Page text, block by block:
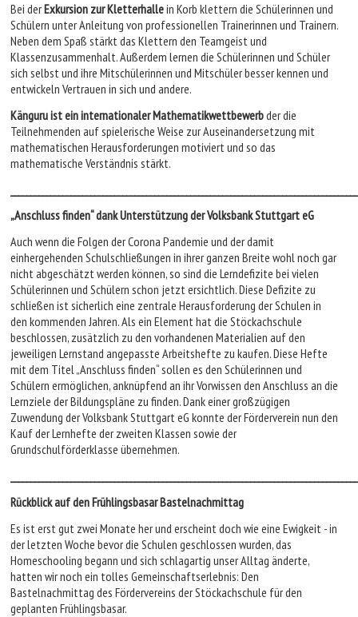
Bei derExkursion zur Kletterhallein Korb klettern die Schülerinnen und
Schülern unter Anleitung von professionellen Trainerinnen und Trainern.
Neben dem Spaß stärkt das Klettern den Teamgeist und
Klassenzusammenhalt. Außerdem lernen die Schülerinnen und Schüler
sich selbst und ihre Mitschülerinnen und Mitschüler besser kennen und
entwickeln Vertrauen in sich und andere.
Känguru ist ein internationaler Mathematikwettbewerbder die
Teilnehmenden auf spielerische Weise zur Auseinandersetzung mit
mathematischen Herausforderungen motiviert und so das
mathematische Verständnis stärkt.
„Anschluss finden“ dank Unterstützung der Volksbank Stuttgart eG
Auch wenn die Folgen der Corona Pandemie und der damit
einhergehenden Schulschließungen in ihrer ganzen Breite wohl noch gar
nicht abgeschätzt werden können, so sind die Lerndefizite bei vielen
Schülerinnen und Schülern schon jetzt ersichtlich. Diese Defizite zu
schließen ist sicherlich eine zentrale Herausforderung der Schulen in
den kommenden Jahren. Als ein Element hat die Stöckachschule
beschlossen, zusätzlich zu den vorhandenen Materialien auf den
jeweiligen Lernstand angepasste Arbeitshefte zu kaufen. Diese Hefte
mit dem Titel „Anschluss finden“ sollen es den Schülerinnen und
Schülern ermöglichen, anknüpfend an ihr Vorwissen den Anschluss an die
Lernziele der Bildungspläne zu finden. Dank einer großzügigen
Zuwendung der Volksbank Stuttgart eG konnte der Förderverein nun den
Kauf der Lernhefte der zweiten Klassen sowie der
Grundschulförderklasse übernehmen.
Rückblick auf den Frühlingsbasar Bastelnachmittag
Es ist erst gut zwei Monate her und erscheint doch wie eine Ewigkeit - in
der letzten Woche bevor die Schulen geschlossen wurden, das
Homeschooling begann und sich schlagartig unser Alltag änderte,
hatten wir noch ein tolles Gemeinschaftserlebnis: Den
Bastelnachmittag des Fördervereins der Stöckachschule für den
geplanten Frühlingsbasar.